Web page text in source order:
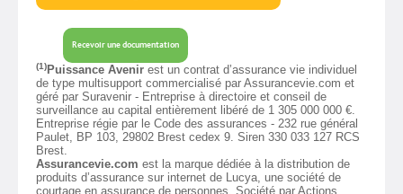
Recevoir une documentation
(1)Puissance Avenir est un contrat d’assurance vie individuel
de type multisupport commercialisé par Assurancevie.com et
géré par Suravenir - Entreprise à directoire et conseil de
surveillance au capital entièrement libéré de 1 305 000 000 €.
Entreprise régie par le Code des assurances - 232 rue général
Paulet, BP 103, 29802 Brest cedex 9. Siren 330 033 127 RCS
Brest.
Assurancevie.com est la marque dédiée à la distribution de
produits d’assurance sur internet de Lucya, une société de
courtage en assurance de personnes. Société par Actions